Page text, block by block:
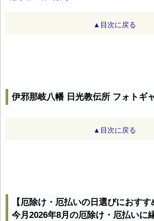
▲目次に戻る
伊邪那岐八幡 日光教伝所 フォトギ
▲目次に戻る
【厄除け・厄払いの日選びにおすす
今月2026年8月の厄除け・厄払いに